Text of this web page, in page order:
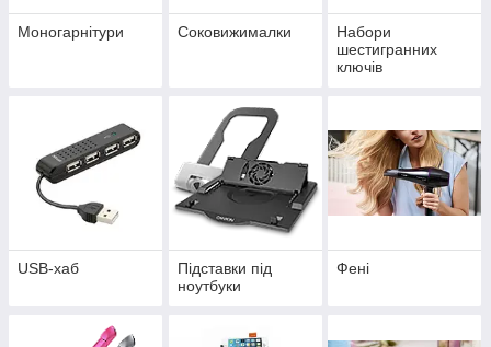
Моногарнітури Соковижималки
Набори
шестигранних
ключів
USB-хаб
Підставки під
ноутбуки
Фені